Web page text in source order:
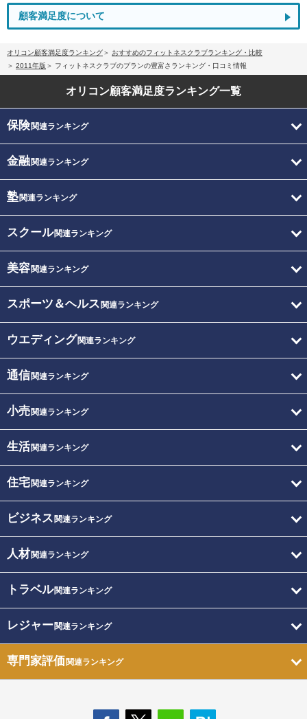
顧客満足度について
オリコン顧客満足度ランキング
おすすめのフィットネスクラブランキング・比較
2011年版
フィットネスクラブのプランの豊富さランキング・口コミ情報
オリコン顧客満足度ランキング一覧
保険関連ランキング
金融関連ランキング
塾関連ランキング
スクール関連ランキング
美容関連ランキング
スポーツ＆ヘルス 関連ランキング
ウエディング関連ランキング
通信関連ランキング
小売関連ランキング
生活関連ランキング
住宅関連ランキング
ビジネス 関連ランキング
人材関連ランキング
トラベル関連ランキング
レジャー関連ランキング
専門家評価関連ランキング